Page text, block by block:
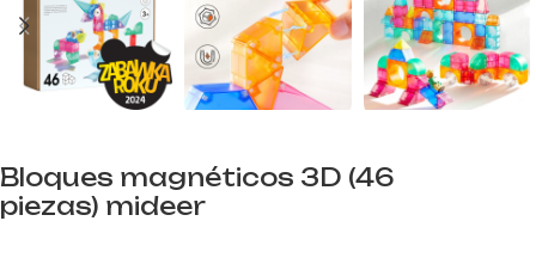
Bloques magnéticos 3D (46
piezas) mideer